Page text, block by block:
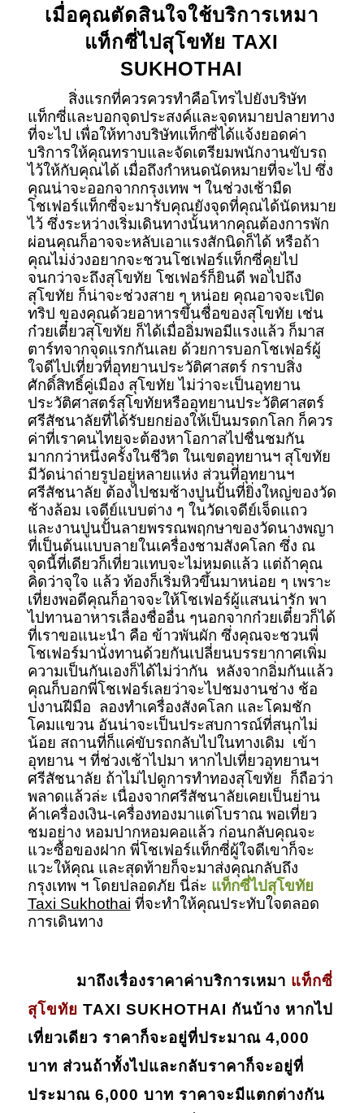
เมื่อคุณตัดสินใจใช้บริการเหมา
แท็กซี่ไปสุโขทัย TAXI
SUKHOTHAI
สิ่งแรกที่ควรควรทำคือโทรไปยังบริษัท
แท็กซี่และบอกจุดประสงค์และจุดหมายปลายทาง
ที่จะไป เพื่อให้ทางบริษัทแท็กซี่ได้แจ้งยอดค่า
บริการให้คุณทราบและจัดเตรียมพนักงานขับรถ
ไว้ให้กับคุณได้ เมื่อถึงกำหนดนัดหมายที่จะไป ซึ่ง
คุณน่าจะออกจากกรุงเทพ ฯ ในช่วงเช้ามืด
โชเฟอร์แท็กซี่จะมารับคุณยังจุดที่คุณได้นัดหมาย
ไว้ ซึ่งระหว่างเริ่มเดินทางนั้นหากคุณต้องการพัก
ผ่อนคุณก็อาจจะหลับเอาแรงสักนิดก็ได้ หรือถ้า
คุณไม่ง่วงอยากจะชวนโชเฟอร์แท็กซี่คุยไป
จนกว่าจะถึงสุโขทัย โชเฟอร์ก็ยินดี พอไปถึง
สุโขทัย ก็น่าจะช่วงสาย ๆ หน่อย คุณอาจจะเปิด
ทริป ของคุณด้วยอาหารขึ้นชื่อของสุโขทัย เช่น
ก๋วยเตี๋ยวสุโขทัย ก็ได้เมื่ออิ่มพอมีแรงแล้ว ก็มาส
ตาร์ทจากจุดแรกกันเลย ด้วยการบอกโชเฟอร์ผู้
ใจดีไปเที่ยวที่อุทยานประวัติศาสตร์ กราบสิ่ง
ศักดิ์สิทธิ์คู่เมือง สุโขทัย ไม่ว่าจะเป็นอุทยาน
ประวัติศาสตร์สุโขทัยหรืออุทยานประวัติศาสตร์
ศรีสัชนาลัยที่ได้รับยกย่องให้เป็นมรดกโลก ก็ควร
ค่าที่เราคนไทยจะต้องหาโอกาสไปชื่นชมกัน
มากกว่าหนึ่งครั้งในชีวิต ในเขตอุทยานฯ สุโขทัย
มีวัดน่าถ่ายรูปอยู่หลายแห่ง ส่วนที่อุทยานฯ
ศรีสัชนาลัย ต้องไปชมช้างปูนปั้นที่ยิ่งใหญ่ของวัด
ช้างล้อม เจดีย์แบบต่าง ๆ ในวัดเจดีย์เจ็ดแถว
และงานปูนปั้นลายพรรณพฤกษาของวัดนางพญา
ที่เป็นต้นแบบลายในเครื่องชามสังคโลก ซึ่ง ณ
จุดนี้ที่เดียวก็เที่ยวแทบจะไม่หมดแล้ว แต่ถ้าคุณ
คิดว่าจุใจ แล้ว ท้องก็เริ่มหิวขึ้นมาหน่อย ๆ เพราะ
เที่ยงพอดีคุณก็อาจจะให้โชเฟอร์ผู้แสนน่ารัก พา
ไปทานอาหารเลื่องชื่ออื่น ๆนอกจากก๋วยเตี๋ยวก็ได้
ที่เราขอแนะนำ คือ ข้าวพันผัก ซึ่งคุณจะชวนพี่
โชเฟอร์มานั่งทานด้วยกันเปลี่ยนบรรยากาศเพิ่ม
ความเป็นกันเองก็ได้ไม่ว่ากัน หลังจากอิ่มกันแล้ว
คุณก็บอกพี่โชเฟอร์เลยว่าจะไปชมงานช่าง ช้อ
ปงานฝีมือ ลองทำเครื่องสังคโลก และโคมชัก
โคมแขวน อันน่าจะเป็นประสบการณ์ที่สนุกไม่
น้อย สถานที่ก็แค่ขับรถกลับไปในทางเดิม เข้า
อุทยาน ฯ ที่ช่วงเช้าไปมา หากไปเที่ยวอุทยานฯ
ศรีสัชนาลัย ถ้าไม่ไปดูการทำทองสุโขทัย ก็ถือว่า
พลาดแล้วล่ะ เนื่องจากศรีสัชนาลัยเคยเป็นย่าน
ค้าเครื่องเงิน-เครื่องทองมาแต่โบราณ พอเที่ยว
ชมอย่าง หอมปากหอมคอแล้ว ก่อนกลับคุณจะ
แวะซื้อของฝาก พี่โชเฟอร์แท็กซี่ผู้ใจดีเขาก็จะ
แวะให้คุณ และสุดท้ายก็จะมาส่งคุณกลับถึง
กรุงเทพ ฯ โดยปลอดภัย นี่ล่ะ แท็กซี่ไปสุโขทัย
Taxi Sukhothai ที่จะทำให้คุณประทับใจตลอด
การเดินทาง
มาถึงเรื่องราคาค่าบริการเหมา แท็กซี่
สุโขทัย TAXI SUKHOTHAI กันบ้าง หากไป
เที่ยวเดียว ราคาก็จะอยู่ที่ประมาณ 4,000
บาท ส่วนถ้าทั้งไปและกลับราคาก็จะอยู่ที่
ประมาณ 6,000 บาท ราคาจะมีแตกต่างกัน